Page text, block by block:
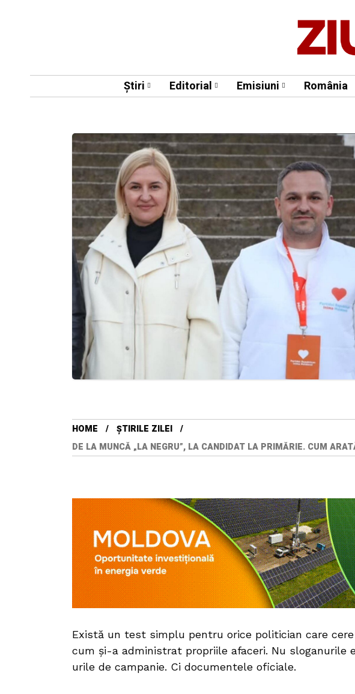
Știri Editorial Emisiuni România
HOME
ȘTIRILE ZILEI
DE LA MUNCĂ „LA NEGRU”, LA CANDIDAT LA PRIMĂRIE. CUM
Există un test simplu pentru orice politician care
cum și-a administrat propriile afaceri. Nu sloganurile
urile de campanie. Ci documentele oficiale.